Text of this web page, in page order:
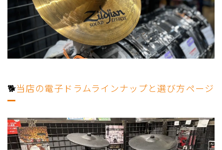
🐕当店の電子ドラムラインナップと選び方ページ